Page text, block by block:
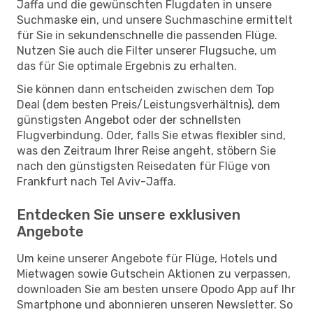
Jaffa und die gewünschten Flugdaten in unsere
Suchmaske ein, und unsere Suchmaschine ermittelt
für Sie in sekundenschnelle die passenden Flüge.
Nutzen Sie auch die Filter unserer Flugsuche, um
das für Sie optimale Ergebnis zu erhalten.
Sie können dann entscheiden zwischen dem Top
Deal (dem besten Preis/Leistungsverhältnis), dem
günstigsten Angebot oder der schnellsten
Flugverbindung. Oder, falls Sie etwas flexibler sind,
was den Zeitraum Ihrer Reise angeht, stöbern Sie
nach den günstigsten Reisedaten für Flüge von
Frankfurt nach Tel Aviv-Jaffa.
Entdecken Sie unsere exklusiven
Angebote
Um keine unserer Angebote für Flüge, Hotels und
Mietwagen sowie Gutschein Aktionen zu verpassen,
downloaden Sie am besten unsere Opodo App auf Ihr
Smartphone und abonnieren unseren Newsletter. So